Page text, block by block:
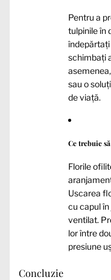
Pentru a
tulpinile în
îndepărtați
schimbați
sau o
de viață.
Ce trebuie
Florile
Uscarea
cu capul
ventilat.
lor între
presiune
Concluzie